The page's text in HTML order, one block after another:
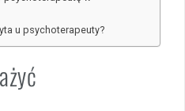
u psychoterapeuty?